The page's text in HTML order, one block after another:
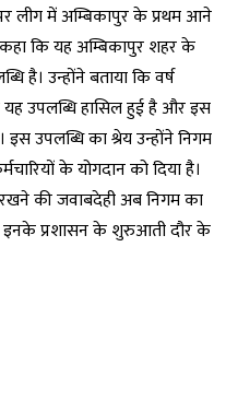
लीग में अम्बिकापुर के प्रथम आने
कि यह अम्बिकापुर शहर के
है। उन्होंने बताया कि वर्ष
उपलब्धि हासिल हुई है और इस
उपलब्धि का श्रेय उन्होंने निगम
के योगदान को दिया है।
की जवाबदेही अब निगम का
इनके प्रशासन के शुरुआती दौर के